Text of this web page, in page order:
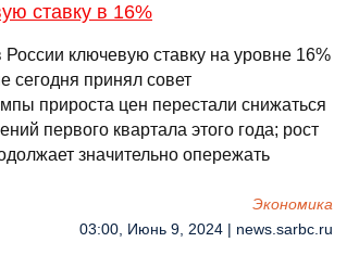
ставку в 16%
России ключевую ставку на уровне 16%
сегодня принял совет
прироста цен перестали снижаться
первого квартала этого года; рост
значительно опережать
Экономика
03:00, Июнь 9, 2024 | news.sarbc.ru